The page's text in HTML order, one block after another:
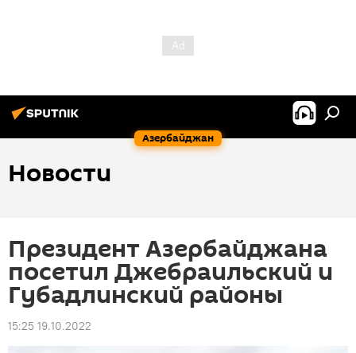
Азербайджан
Новости
Президент Азербайджана
посетил Джебраильский и
Губадлинский районы
15:25 19.10.2022